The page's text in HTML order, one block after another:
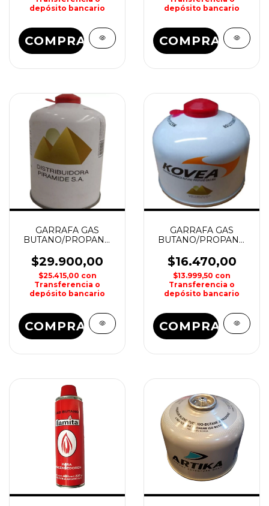
depósito bancario
depósito bancario
GARRAFA GAS
BUTANO/PROPANO
KOVEA
$29.900,00
$25.415,00 con
Transferencia o
depósito bancario
GARRAFA GAS
BUTANO/PROPANO
$16.470,00
$13.999,50 con
Transferencia o
depósito bancario